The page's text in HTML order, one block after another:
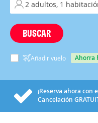
BUSCAR
Añadir vuelo
¡Reserva ahora con
Cancelación